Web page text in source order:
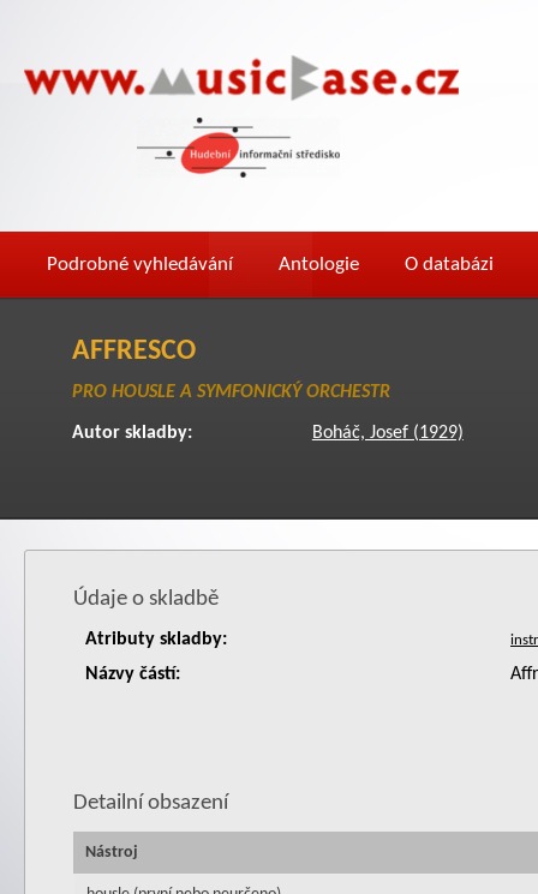
Podrobné vyhledávání Antologie O databázi
AFFRESCO
PRO HOUSLE A SYMFONICKÝ ORCHESTR
Autor skladby: Boháč, Josef (1929)
Údaje o skladbě
Atributy skladby:
Názvy částí:
Detailní obsazení
Nástroj